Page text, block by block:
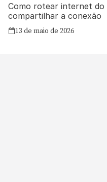
Como rotear internet do
compartilhar a conexão
13 de maio de 2026